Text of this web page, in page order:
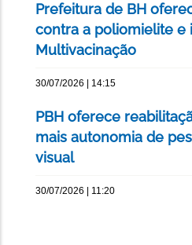
Prefeitura de BH
contra a poliomielite e
Multivacinação
30/07/2026 | 14:15
PBH oferece
mais autonomia de
visual
30/07/2026 | 11:20